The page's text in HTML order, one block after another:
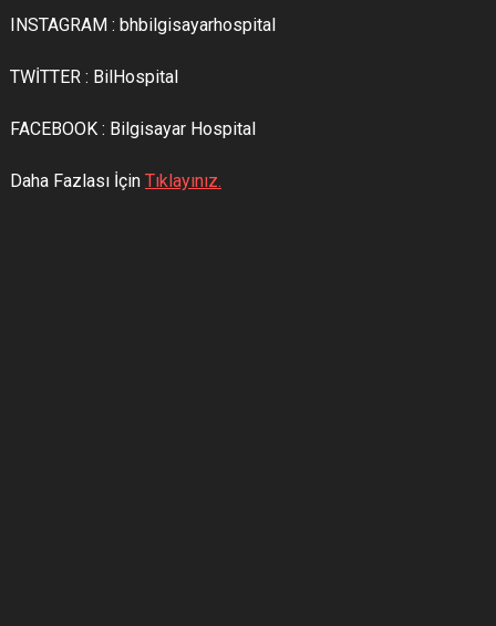
INSTAGRAM : bhbilgisayarhospital
TWİTTER : BilHospital
FACEBOOK : Bilgisayar Hospital
Daha Fazlası İçin Tıklayınız.